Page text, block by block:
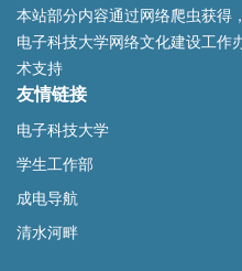
本站部分内容通过网络爬虫获得
电子科技大学网络文化建设工
术支持
友情链接
电子科技大学
学生工作部
成电导航
清水河畔